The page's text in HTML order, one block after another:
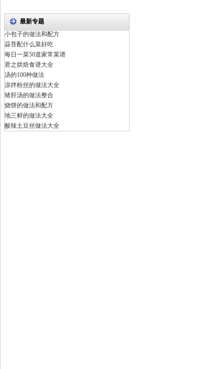
最新专题
小包子的做法和配方
蒜苔配什么菜好吃
每日一菜50道家常菜谱
君之烘焙食谱大全
汤的100种做法
凉拌粉丝的做法大全
猪肝汤的做法整合
烧饼的做法和配方
地三鲜的做法大全
酸辣土豆丝做法大全